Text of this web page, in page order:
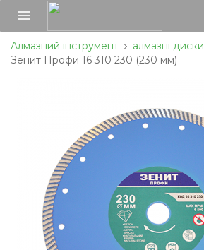
Алмазний інструмент
алмазні диски
Зенит Профи 16 310 230 (230 мм)